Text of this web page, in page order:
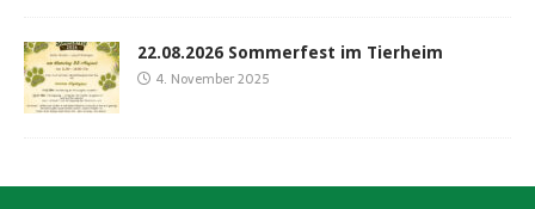
22.08.2026 Sommerfest im Tierheim
4. November 2025